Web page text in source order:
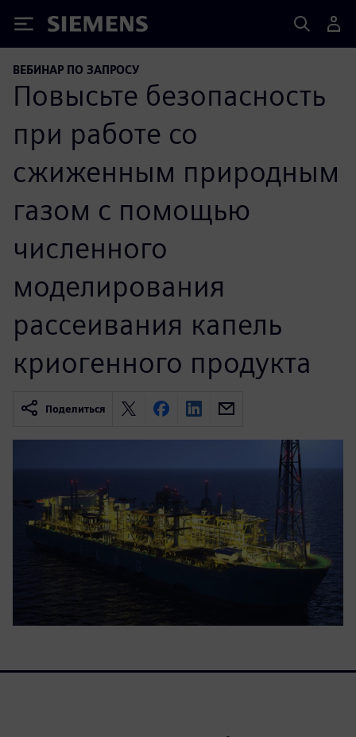
Siemens
ВЕБИНАР ПО ЗАПРОСУ
Повысьте безопасность
при работе со
сжиженным природным
газом с помощью
численного
моделирования
рассеивания капель
криогенного продукта
Поделиться